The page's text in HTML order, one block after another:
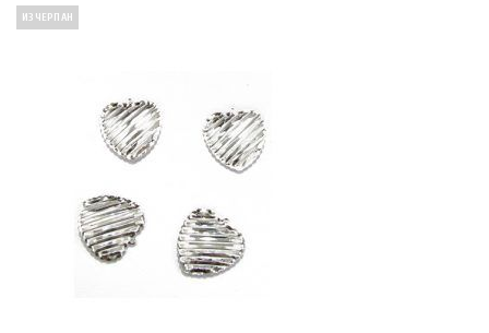
ИЗЧЕРПАН